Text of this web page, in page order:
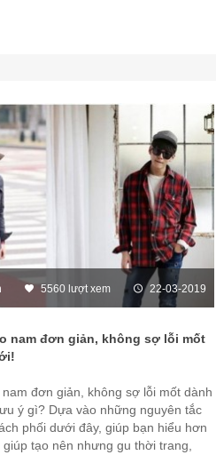
5560 lượt xem 22-03-2019
nam đơn giản, không sợ lỗi mốt
đơn giản, không sợ lỗi mốt dành
ý gì? Dựa vào những nguyên tắc
phối dưới đây, giúp bạn hiểu hơn
tạo nên nhưng gu thời trang,